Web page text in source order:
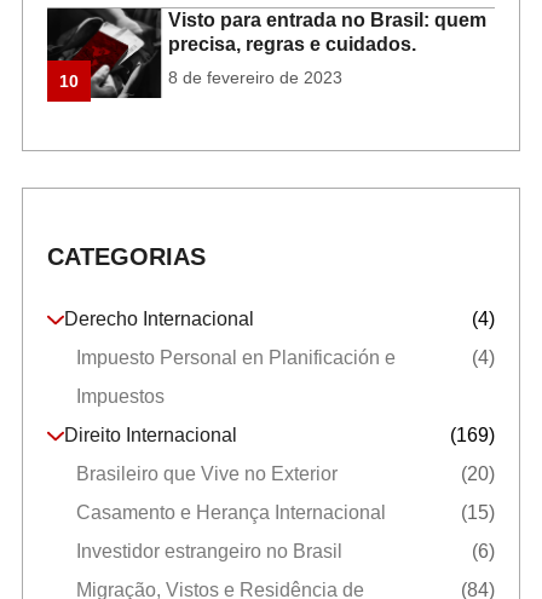
10
Visto para entrada no Brasil: quem
precisa, regras e cuidados.
8 de fevereiro de 2023
CATEGORIAS
Derecho Internacional
(4)
Impuesto Personal en Planificación e
Impuestos
(4)
Direito Internacional
(169)
Brasileiro que Vive no Exterior
(20)
Casamento e Herança Internacional
(15)
Investidor estrangeiro no Brasil
(6)
Migração, Vistos e Residência de
(84)